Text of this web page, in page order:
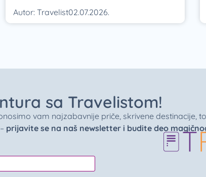
Autor: Travelist02.07.2026.
sa Travelistom!
vam najzabavnije priče, skrivene destinacije,
prijavite se na naš newsletter i budite deo